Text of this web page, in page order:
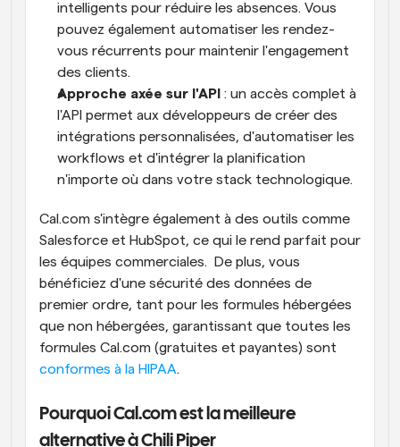
intelligents pour réduire les absences. Vous
pouvez également automatiser les rendez-
vous récurrents pour maintenir l'engagement
des clients.
Approche axée sur l'API : un accès complet à
l'API permet aux développeurs de créer des
intégrations personnalisées, d'automatiser les
workflows et d'intégrer la planification
n'importe où dans votre stack technologique.
Cal.com s'intègre également à des outils comme
Salesforce et HubSpot, ce qui le rend parfait pour
les équipes commerciales.  De plus, vous
bénéficiez d'une sécurité des données de
premier ordre, tant pour les formules hébergées
que non hébergées, garantissant que toutes les
conformes à la HIPAA.
Pourquoi Cal.com est la meilleure
alternative à Chili Piper